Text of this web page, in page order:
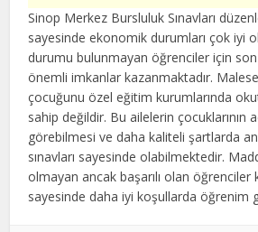
alan
boş
bırakılmalıdır
Sinop Merkez Bursluluk Sınavları
sayesinde ekonomik durumları çok iyi
durumu bulunmayan öğrenciler için
önemli imkanlar kazanmaktadır.
çocuğunu özel eğitim kurumlarında
sahip değildir. Bu ailelerin çocuklarının
görebilmesi ve daha kaliteli şartlarda
sınavları sayesinde olabilmektedir.
olmayan ancak başarılı olan öğrenciler
sayesinde daha iyi koşullarda öğrenim